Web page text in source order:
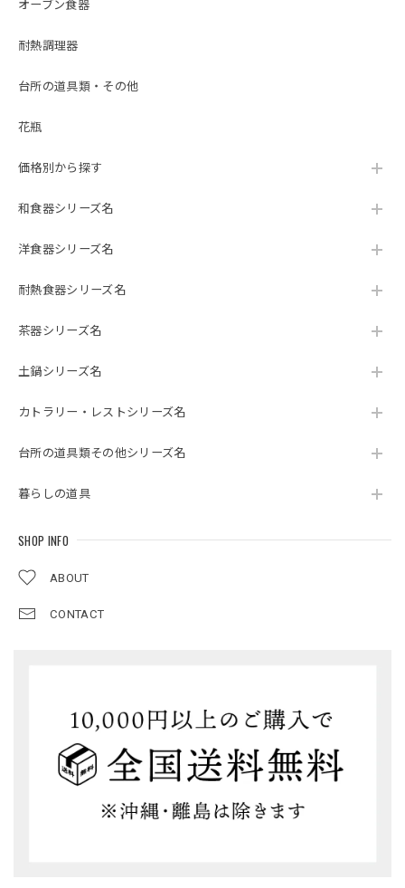
オーブン食器
耐熱調理器
台所の道具類・その他
花瓶
価格別から探す
和食器シリーズ名
洋食器シリーズ名
耐熱食器シリーズ名
茶器シリーズ名
土鍋シリーズ名
カトラリー・レストシリーズ名
台所の道具類その他シリーズ名
暮らしの道具
SHOP INFO
ABOUT
CONTACT